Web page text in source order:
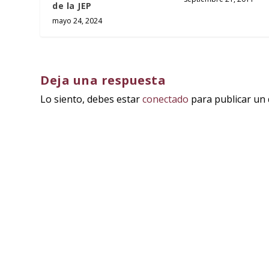
de la JEP
mayo 24, 2024
Deja una respuesta
Lo siento, debes estarconectado para publicar un